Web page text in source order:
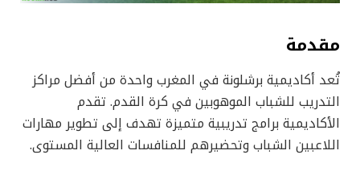
مقدمة
تُعد أكاديمية برشلونة في المغرب واحدة من أفضل مراكز
التدريب للشباب الموهوبين في كرة القدم. تقدم
الأكاديمية برامج تدريبية متميزة تهدف إلى تطوير مهارات
اللاعبين الشباب وتحضيرهم للمنافسات العالية المستوى.